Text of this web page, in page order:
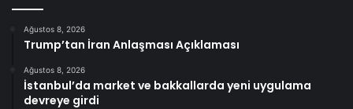
Ağustos 8, 2026
Trump’tan İran Anlaşması Açıklaması
Ağustos 8, 2026
İstanbul’da market ve bakkallarda yeni uygulama
devreye girdi